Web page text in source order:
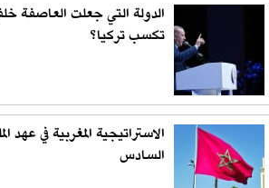
الدولة التي جعلت العاصفة
تكسب تركيا؟
الاستراتيجية المغربية في عهد
السادس